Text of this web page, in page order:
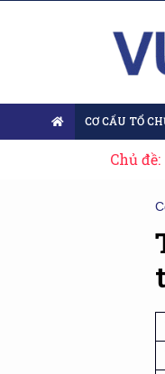
CƠ CẤU TỔ
Chủ đề:
hội lần thứ XIV của Đảng